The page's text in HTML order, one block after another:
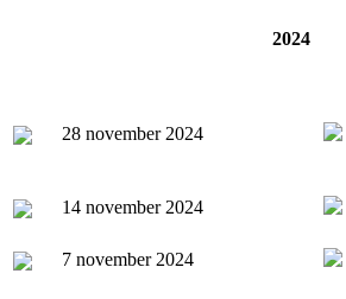
2024
28 november 2024
14 november 2024
7 november 2024